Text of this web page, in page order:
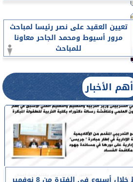
تعيين العقيد على نصر رئيسا لمباحث
مرور أسيوط ومحمد الجاحر معاونا
للمباحث
أهم الأخبار